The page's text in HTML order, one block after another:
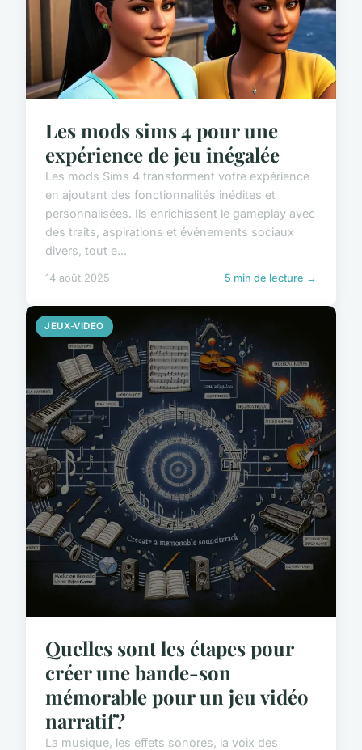
Les mods sims 4 pour une
expérience de jeu inégalée
Les mods Sims 4 transforment votre expérience
en ajoutant des fonctionnalités inédites et
personnalisées. Ils enrichissent le gameplay avec
des traits, aspirations et événements sociaux
divers, tout e...
14 août 2025 5 min de lecture →
JEUX-VIDEO
Quelles sont les étapes pour
créer une bande-son
mémorable pour un jeu vidéo
narratif?
La musique, les effets sonores, la voix des